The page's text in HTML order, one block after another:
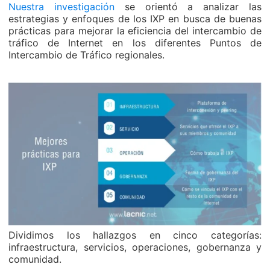
Nuestra investigaciónse orientó a analizar las
estrategias y enfoques de los IXP en busca de buenas
prácticas para mejorar la eficiencia del intercambio de
tráfico de Internet en los diferentes Puntos de
Intercambio de Tráfico regionales.
Dividimos los hallazgos en cinco categorías:
infraestructura, servicios, operaciones, gobernanza y
comunidad.